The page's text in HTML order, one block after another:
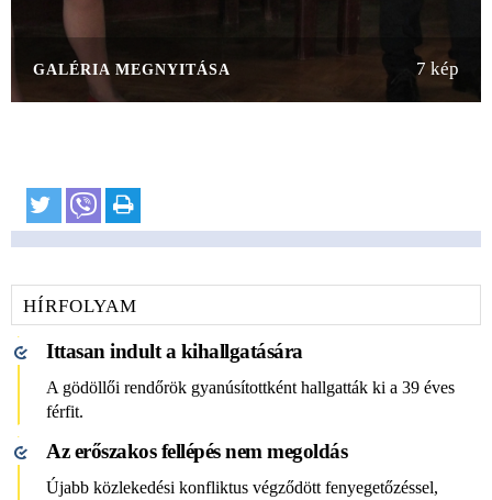
7 kép
GALÉRIA MEGNYITÁSA
HÍRFOLYAM
Ittasan indult a kihallgatására
A gödöllői rendőrök gyanúsítottként hallgatták ki a 39 éves
férfit.
Az erőszakos fellépés nem megoldás
Újabb közlekedési konfliktus végződött fenyegetőzéssel,